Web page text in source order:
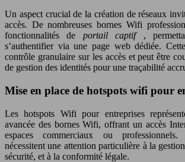
Un aspect crucial de la création de réseaux
accès. De nombreuses bornes Wifi
fonctionnalités de portail captif ,
s’authentifier via une page web dédiée.
contrôle granulaire sur les accès et peut être
de gestion des identités pour une traçabilité
Mise en place de hotspots wifi pour
Les hotspots Wifi pour entreprises
avancée des bornes Wifi, offrant un accès
espaces commerciaux ou professionnels.
nécessitent une attention particulière à la
sécurité, et à la conformité légale.